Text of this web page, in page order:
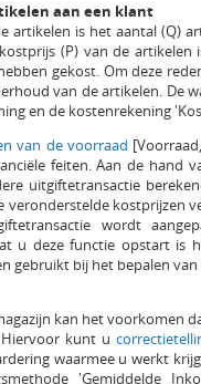
aan een klant
artikelen is het aantal (Q)
(P) van de
gekost. Om deze
van de artikelen. De
en de kostenrekening
van de voorraad
feiten. Aan de hand
uitgiftetransactie
veronderstelde kostprijzen
wordt
u deze functie opstart is
gebruikt bij het bepalen
kan het voorkomen
kunt u
waarmee u werkt
'Gemiddelde